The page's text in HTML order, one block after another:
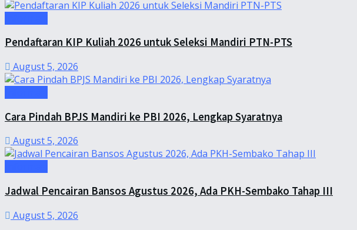
Pendaftaran KIP Kuliah 2026 untuk Seleksi Mandiri PTN-PTS
August 5, 2026
Cara Pindah BPJS Mandiri ke PBI 2026, Lengkap Syaratnya
August 5, 2026
Jadwal Pencairan Bansos Agustus 2026, Ada PKH-Sembako Tahap III
August 5, 2026